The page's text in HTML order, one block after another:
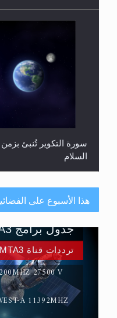
سورة التكوير تُنبئ
السلام
حقيقة المسيح الدجال
هذا الأسبوع على
ترددات قناة MTA3 العربية:
27500 V
A 11392MHZ
جدول برامج MTA3